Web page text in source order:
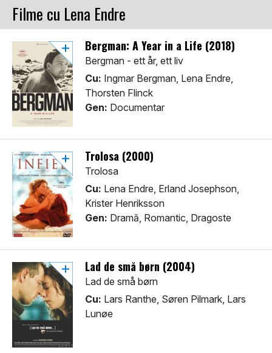
Filme cu Lena Endre
Bergman: A Year in a Life (2018)
Bergman - ett år, ett liv
Cu: Ingmar Bergman, Lena Endre,
Thorsten Flinck
Gen: Documentar
Trolosa (2000)
Trolosa
Cu: Lena Endre, Erland Josephson,
Krister Henriksson
Gen: Dramă, Romantic, Dragoste
Lad de små børn (2004)
Lad de små børn
Cu: Lars Ranthe, Søren Pilmark, Lars
Lunøe